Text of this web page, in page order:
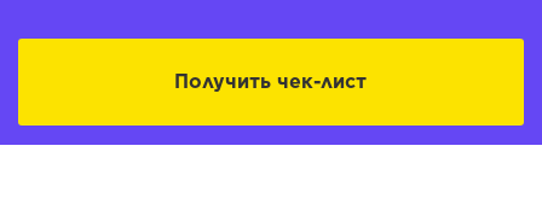
Получить чек-лист